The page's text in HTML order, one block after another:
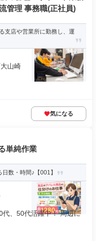
管理 事務職(正社員)
支店や営業所に勤務し、運
山崎
気になる
単純作業
数・時間♪【001】
、50代活躍中！ 周辺に